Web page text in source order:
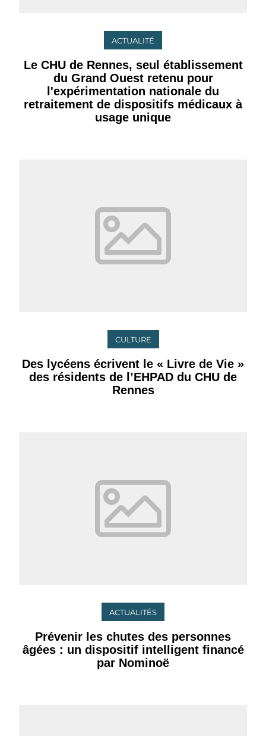
ACTUALITÉ
Le CHU de Rennes, seul établissement
du Grand Ouest retenu pour
l'expérimentation nationale du
retraitement de dispositifs médicaux à
usage unique
CULTURE
Des lycéens écrivent le « Livre de Vie »
des résidents de l’EHPAD du CHU de
Rennes
ACTUALITÉS
Prévenir les chutes des personnes
âgées : un dispositif intelligent financé
par Nominoë